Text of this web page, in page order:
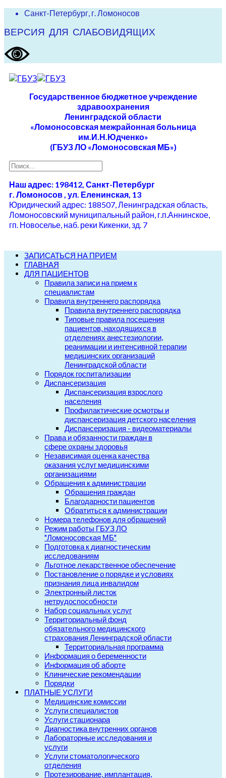
Санкт-Петербург, г. Ломоносов
ВЕРСИЯ ДЛЯ СЛАБОВИДЯЩИХ
Государственное бюджетное учреждение
здравоохранения
Ленинградской области
«Ломоносовская межрайонная больница
им.И.Н.Юдченко»
(ГБУЗ ЛО «Ломоносовская МБ»)
Наш адрес: 198412, Санкт-Петербург
г. Ломоносов , ул. Еленинская, 13
Юридический адрес: 188507, Ленинградская область,
Ломоносовский муниципальный район, г.п.Аннинское,
гп. Новоселье, наб. реки Кикенки, зд. 7
ЗАПИСАТЬСЯ НА ПРИЕМ
ГЛАВНАЯ
ДЛЯ ПАЦИЕНТОВ
Правила записи на прием к
специалистам
Правила внутреннего распорядка
Правила внутреннего распорядка
Типовые правила посещения
пациентов, находящихся в
отделениях анестезиологии,
реанимации и интенсивной терапии
медицинских организаций
Ленинградской области
Порядок госпитализации
Диспансеризация
Диспансеризация взрослого
населения
Профилактические осмотры и
диспансеризация детского населения
Диспансеризация - видеоматериалы
Права и обязанности граждан в
сфере охраны здоровья
Независимая оценка качества
оказания услуг медицинскими
организациями
Обращения к администрации
Обращения граждан
Благодарности пациентов
Обратиться к администрации
Номера телефонов для обращений
Режим работы ГБУЗ ЛО
"Ломоносовская МБ"
Подготовка к диагностическим
исследованиям
Льготное лекарственное обеспечение
Постановление о порядке и условиях
признания лица инвалидом
Электронный листок
нетрудоспособности
Набор социальных услуг
Территориальный фонд
обязательного медицинского
страхования Ленинградской области
Территориальная программа
Информация о беременности
Информация об аборте
Клинические рекомендации
Порядки
ПЛАТНЫЕ УСЛУГИ
Медицинские комиссии
Услуги специалистов
Услуги стационара
Диагностика внутренних органов
Лабораторные исследования и
услуги
Услуги стоматологического
отделения
Протезирование, имплантация,